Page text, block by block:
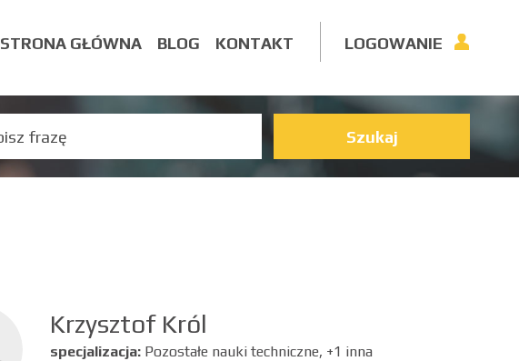
LOGOWANIE
STRONA GŁÓWNA BLOG KONTAKT
Szukaj
Krzysztof Król
specjalizacja: Pozostałe nauki techniczne, +1 inna